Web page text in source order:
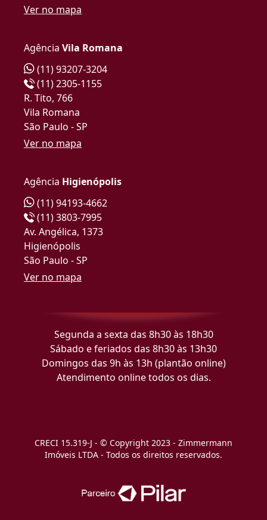
Ver no mapa
Agência Vila Romana
(11) 93207-3204
(11) 2305-1155
R. Tito, 766
Vila Romana
São Paulo - SP
Ver no mapa
Agência Higienópolis
(11) 94193-4662
(11) 3803-7995
Av. Angélica, 1373
Higienópolis
São Paulo - SP
Ver no mapa
Segunda a sexta das 8h30 às 18h30
Sábado e feriados das 8h30 às 13h30
Domingos das 9h às 13h (plantão online)
Atendimento online todos os dias.
CRECI 15.319-J - © Copyright 2023 - Zimmermann
Imóveis LTDA - Todos os direitos reservados.